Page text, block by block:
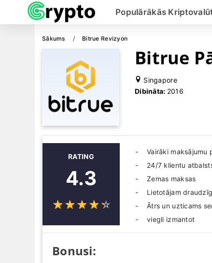
Populārākās
Sākums Bitrue Revizyon
Bitrue
Singapore
Dibināta: 2016
RATING
4.3
☆☆☆☆☆
★★★★★
Vairāki maksājumu
24/7 klientu
Zemas maksas
Lietotājam
Ātrs un uzticams
viegli izmantot
Bonusi: